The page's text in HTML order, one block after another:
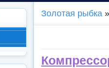
Золотая рыбка